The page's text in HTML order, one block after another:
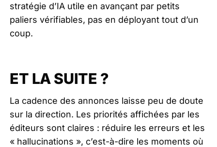
stratégie d’IA utile en avançant par petits
paliers vérifiables, pas en déployant tout d’un
coup.
ET LA SUITE ?
La cadence des annonces laisse peu de doute
sur la direction. Les priorités affichées par les
éditeurs sont claires : réduire les erreurs et les
« hallucinations », c’est-à-dire les moments où